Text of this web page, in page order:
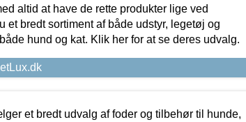
altid at have de rette produkter lige ved
et bredt sortiment af både udstyr, legetøj og
hund og kat. Klik her for at se deres udvalg.
et bredt udvalg af foder og tilbehør til hunde,